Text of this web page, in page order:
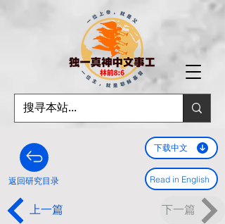
返回研究目录
上一篇
下载中文
Read in English
下一篇